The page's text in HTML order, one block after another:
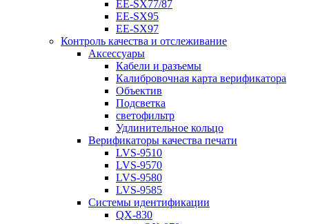
EE-SX77/87
EE-SX95
EE-SX97
Контроль качества и отслеживание
Аксессуары
Кабели и разъемы
Калибровочная карта верификатора
Объектив
Подсветка
светофильтр
Удлинительное кольцо
Верификаторы качества печати
LVS-9510
LVS-9570
LVS-9580
LVS-9585
Системы идентификации
QX-830